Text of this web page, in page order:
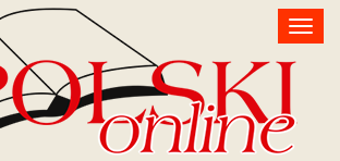
Toggle
navigation